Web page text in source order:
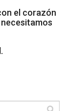
el corazón